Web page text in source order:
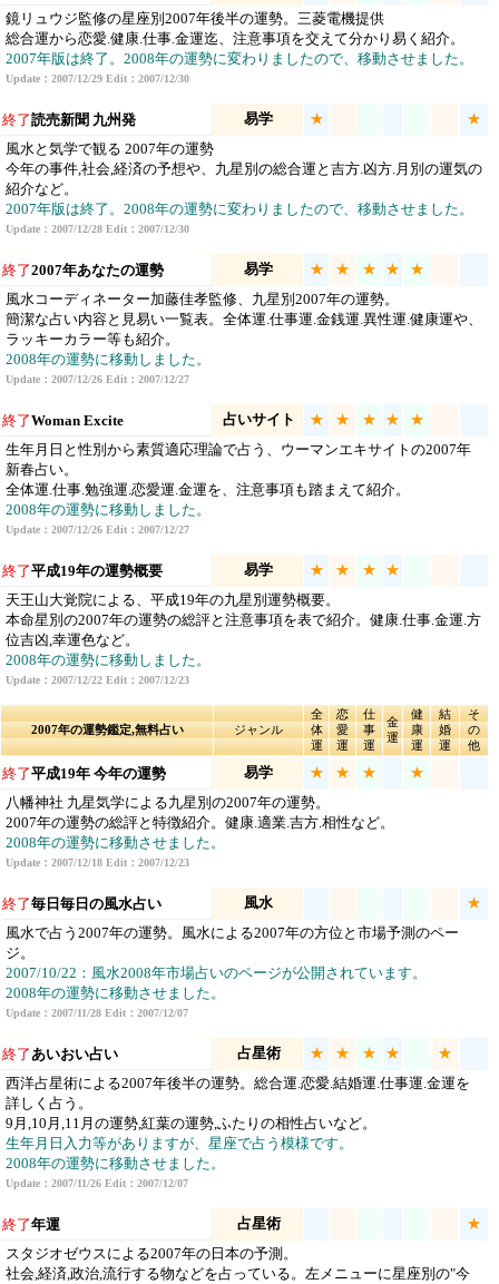
鏡リュウジ監修の星座別2007年後半の運勢。三菱電機提供
総合運から恋愛.健康.仕事.金運迄、注意事項を交えて分かり易く紹介。
2007年版は終了。2008年の運勢に変わりましたので、移動させました。
Update：2007/12/29 Edit：2007/12/30
終了読売新聞 九州発 易学 ★
★
風水と気学で観る 2007年の運勢
今年の事件,社会,経済の予想や、九星別の総合運と吉方.凶方.月別の運気の
紹介など。
2007年版は終了。2008年の運勢に変わりましたので、移動させました。
Update：2007/12/28 Edit：2007/12/30
終了2007年あなたの運勢 易学 ★ ★ ★ ★
★
風水コーディネーター加藤佳孝監修、九星別2007年の運勢。
簡潔な占い内容と見易い一覧表。全体運.仕事運.金銭運.異性運.健康運や、
ラッキーカラー等も紹介。
2008年の運勢に移動しました。
Update：2007/12/26 Edit：2007/12/27
終了Woman Excite 占いサイト ★ ★ ★ ★
★
生年月日と性別から素質適応理論で占う、ウーマンエキサイトの2007年
新春占い。
全体運.仕事.勉強運.恋愛運.金運を、注意事項も踏まえて紹介。
2008年の運勢に移動しました。
Update：2007/12/26 Edit：2007/12/27
終了平成19年の運勢概要 易学 ★ ★ ★
★
天王山大覚院による、平成19年の九星別運勢概要。
本命星別の2007年の運勢の総評と注意事項を表で紹介。健康.仕事.金運.方
位吉凶,幸運色など。
2008年の運勢に移動しました。
Update：2007/12/22 Edit：2007/12/23
2007年の運勢鑑定,無料占い ジャンル
全
体
運
恋
愛
運
仕
事
運
金
運
健
康
運
結
婚
運
そ
の
他
終了平成19年 今年の運勢 易学 ★ ★ ★
★
八幡神社 九星気学による九星別の2007年の運勢。
2007年の運勢の総評と特徴紹介。健康.適業.吉方.相性など。
2008年の運勢に移動させました。
Update：2007/12/18 Edit：2007/12/23
終了毎日毎日の風水占い 風水
★
風水で占う2007年の運勢。風水による2007年の方位と市場予測のペー
ジ。
2007/10/22：風水2008年市場占いのページが公開されています。
2008年の運勢に移動させました。
Update：2007/11/28 Edit：2007/12/07
終了あいおい占い 占星術 ★ ★ ★ ★
★
西洋占星術による2007年後半の運勢。総合運.恋愛.結婚運.仕事運.金運を
詳しく占う。
9月,10月,11月の運勢,紅葉の運勢,ふたりの相性占いなど。
生年月日入力等がありますが、星座で占う模様です。
2008年の運勢に移動させました。
Update：2007/11/26 Edit：2007/12/07
終了年運 占星術
★
スタジオゼウスによる2007年の日本の予測。
社会,経済,政治,流行する物などを占っている。左メニューに星座別の"今